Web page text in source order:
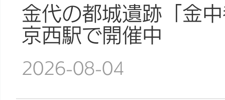
金代の都城遺跡「金
京西駅で開催中
2026-08-04